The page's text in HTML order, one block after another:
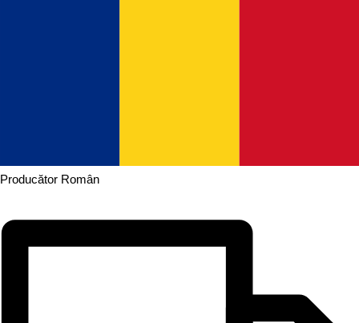
Producător Român